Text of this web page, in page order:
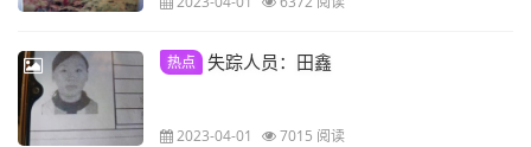
热点 失踪人员：田鑫
2023-04-01 7015 阅读